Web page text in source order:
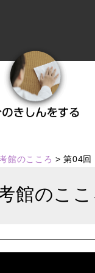
館のこころ >第04回
館のここ